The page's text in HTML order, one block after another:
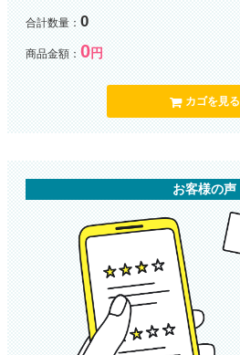
合計数量： 0
商品金額： 0円
カゴを見る
お客様の声